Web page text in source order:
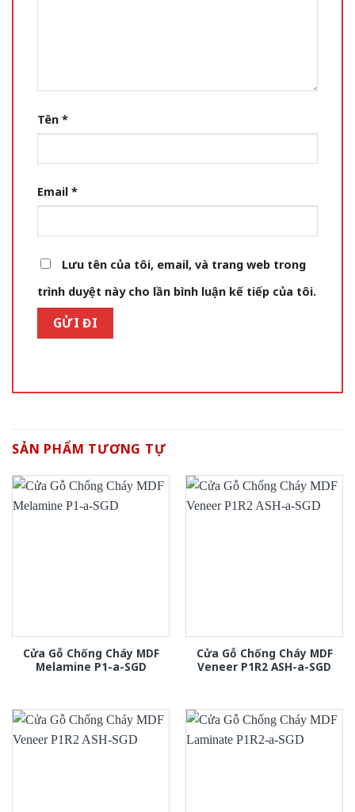
Tên *
Email *
Lưu tên của tôi, email, và trang web trong
trình duyệt này cho lần bình luận kế tiếp của tôi.
SẢN PHẨM TƯƠNG TỰ
Cửa Gỗ Chống Cháy MDF
Melamine P1-a-SGD
Cửa Gỗ Chống Cháy MDF
Veneer P1R2 ASH-a-SGD